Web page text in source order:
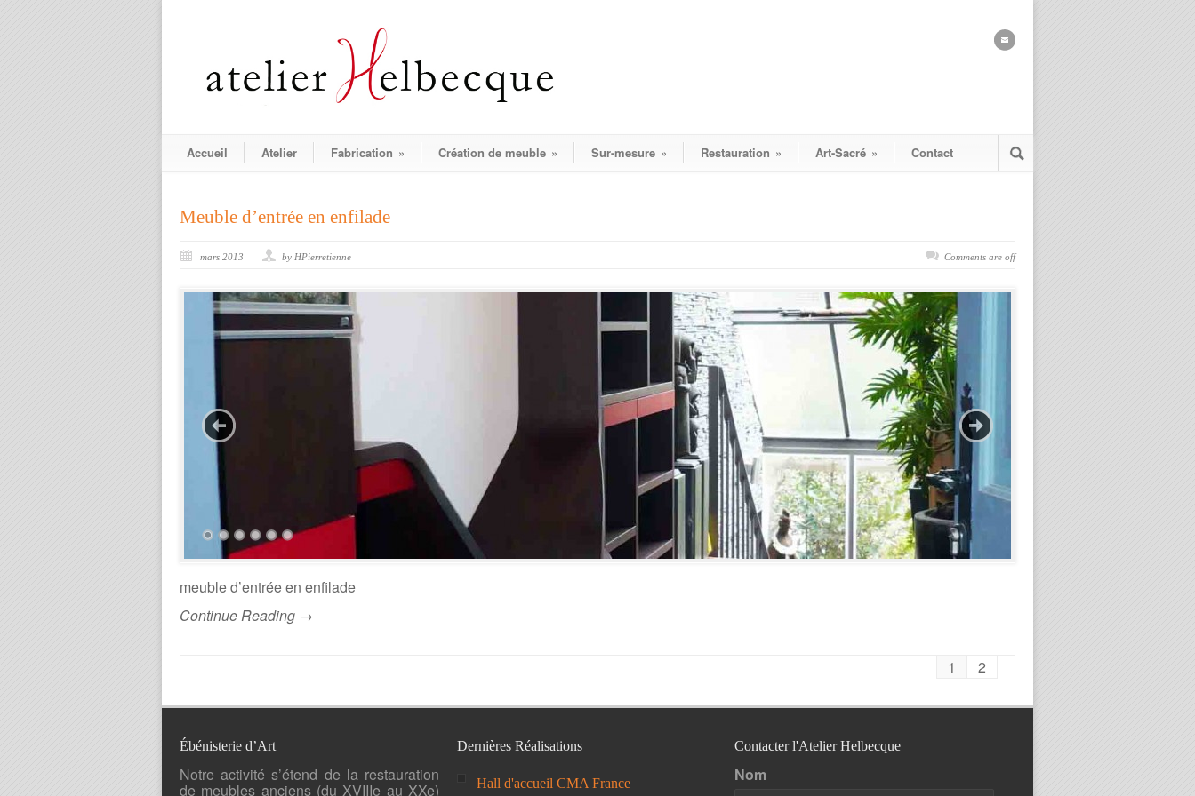
Accueil Atelier Fabrication » Création de meuble » Sur-mesure » Restauration » Art-Sacré » Contact
Meuble d’entrée en enfilade
mars 2013 by HPierretienne Comments are off
meuble d’entrée en enfilade
Continue Reading →
1 2
Ébénisterie d’Art
Notre activité s’étend de la restauration
de meubles anciens (du XVIIIe au XXe)
Dernières Réalisations
Hall d'accueil CMA France
Contacter l'Atelier Helbecque
Nom